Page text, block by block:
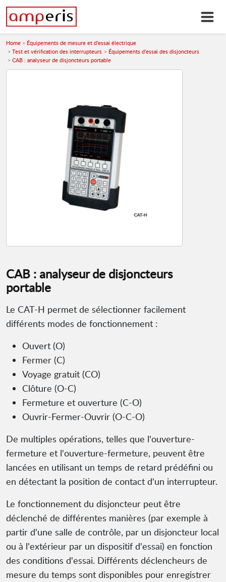
Home
Équipements de mesure et d'essai électrique
Test et vérification des interrupteurs
Équipements d'essai des disjoncteurs
CAB : analyseur de disjoncteurs portable
CAB : analyseur de disjoncteurs
portable
Le CAT-H permet de sélectionner facilement
différents modes de fonctionnement :
Ouvert (O)
Fermer (C)
Voyage gratuit (CO)
Clôture (O-C)
Fermeture et ouverture (C-O)
Ouvrir-Fermer-Ouvrir (O-C-O)
De multiples opérations, telles que l'ouverture-
fermeture et l'ouverture-fermeture, peuvent être
lancées en utilisant un temps de retard prédéfini ou
en détectant la position de contact d'un interrupteur.
Le fonctionnement du disjoncteur peut être
déclenché de différentes manières (par exemple à
partir d'une salle de contrôle, par un disjoncteur local
ou à l'extérieur par un dispositif d'essai) en fonction
des conditions d'essai. Différents déclencheurs de
mesure du temps sont disponibles pour enregistrer